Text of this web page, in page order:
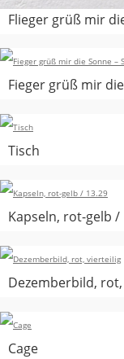
Flieger grüß mir
Fieger grüß mir
Tisch
Kapseln, rot-gelb /
Dezemberbild,
Cage